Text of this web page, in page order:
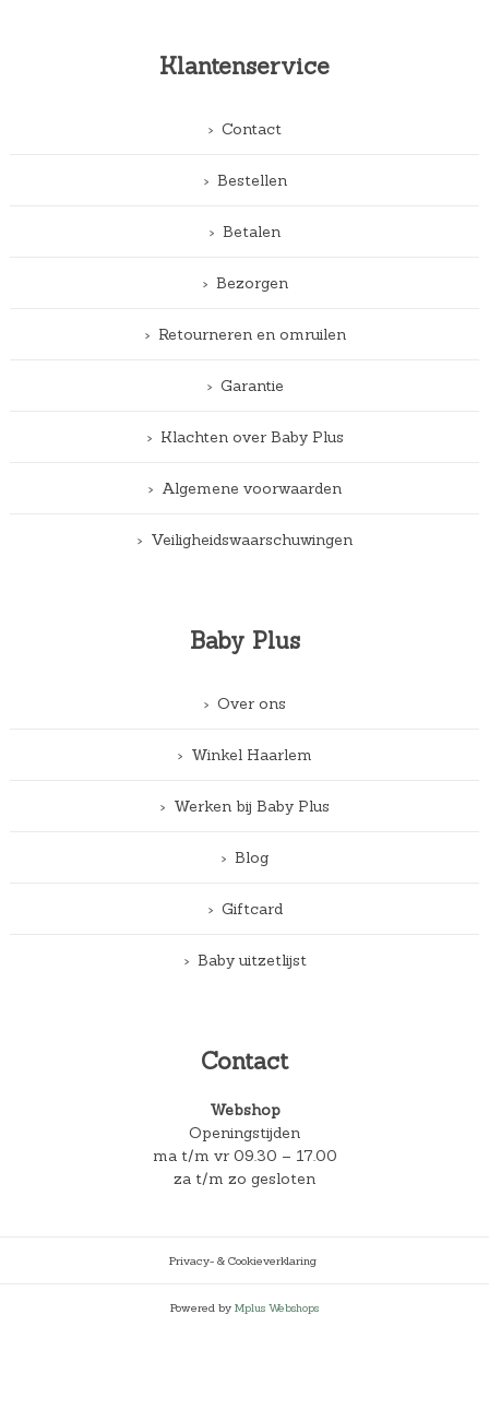
Klantenservice
Contact
Bestellen
Betalen
Bezorgen
Retourneren en omruilen
Garantie
Klachten over Baby Plus
Algemene voorwaarden
Veiligheidswaarschuwingen
Baby Plus
Over ons
Winkel Haarlem
Werken bij Baby Plus
Blog
Giftcard
Baby uitzetlijst
Contact
Webshop
Openingstijden
ma t/m vr 09.30 – 17.00
za t/m zo gesloten
Privacy- & Cookieverklaring
Powered by Mplus Webshops